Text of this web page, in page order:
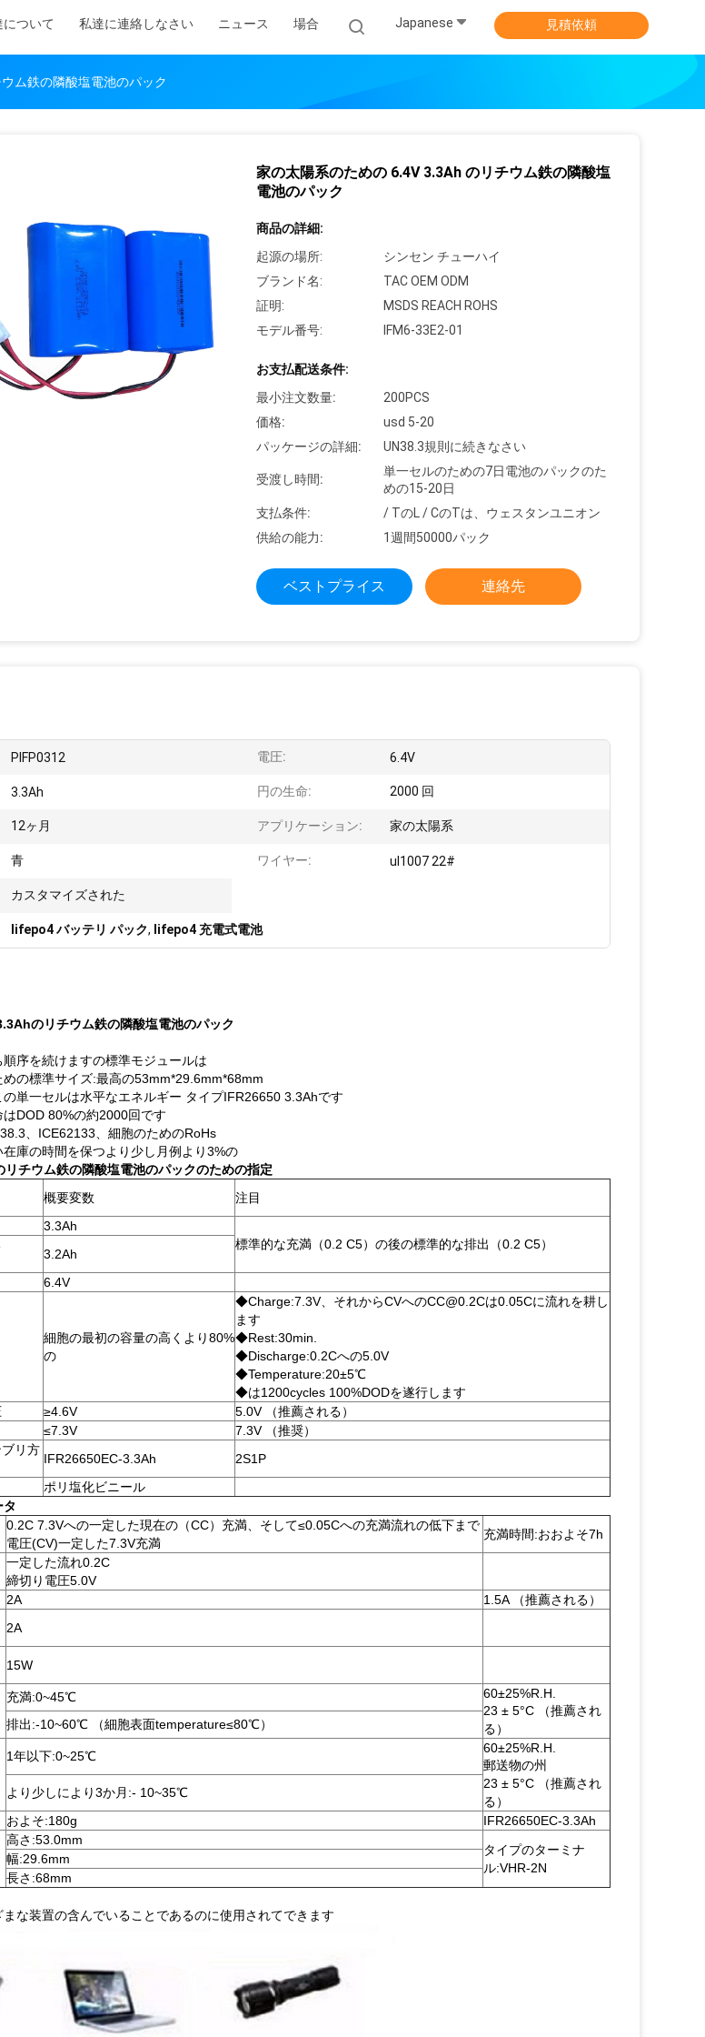
について 私達に連絡しなさい ニュース 場合 Japanese 見積依頼
ム鉄の隣酸塩電池のパック
家の太陽系のための 6.4V 3.3Ah のリチウム鉄の隣酸塩
電池のパック
商品の詳細:
起源の場所:
シンセン チューハイ
ブランド名:
TAC OEM ODM
証明:
MSDS REACH ROHS
モデル番号:
IFM6-33E2-01
お支払配送条件:
最小注文数量:
200PCS
価格:
usd 5-20
パッケージの詳細:
UN38.3規則に続きなさい
受渡し時間:
単一セルのための7日電池のパックのた
めの15-20日
支払条件:
/ TのL / CのTは、ウェスタンユニオン
供給の能力:
1週間50000パック
ベストプライス 連絡先
PIFP0312 電圧: 6.4V
3.3Ah 円の生命: 2000 回
12ヶ月 アプリケーション: 家の太陽系
青 ワイヤー: ul1007 22#
カスタマイズされた
lifepo4 バッテリ パック, lifepo4 充電式電池
のリチウム鉄の隣酸塩電池のパック
序を続けますの標準モジュールは
めの標準サイズ:最高の53mm*29.6mm*68mm
単一セルは水平なエネルギー タイプIFR26650 3.3Ahです
DOD 80%の約2000回です
、ICE62133、細胞のためのRoHs
庫の時間を保つより少し月例より3%の
チウム鉄の隣酸塩電池のパックのための指定
概要変数
注目
3.3Ah
標準的な充満（0.2 C5）の後の標準的な排出（0.2 C5）
3.2Ah
6.4V
細胞の最初の容量の高くより80%
の
◆Charge:7.3V、それからCVへのCC@0.2Cは0.05Cに流れを耕し
ます
◆Rest:30min.
◆Discharge:0.2Cへの5.0V
◆Temperature:20±5℃
◆は1200cycles 100%DODを遂行します
≥4.6V
5.0V （推薦される）
≤7.3V
7.3V （推奨）
リ方
IFR26650EC-3.3Ah
2S1P
ポリ塩化ビニール
0.2C 7.3Vへの一定した現在の（CC）充満、そして≤0.05Cへの充満流れの低下まで
電圧(CV)一定した7.3V充満
充満時間:おおよそ7h
一定した流れ0.2C
締切り電圧5.0V
2A
1.5A （推薦される）
2A
15W
充満:0~45℃
60±25%R.H.
23 ± 5°C （推薦され
る）
排出:-10~60℃ （細胞表面temperature≤80℃）
1年以下:0~25℃
60±25%R.H.
郵送物の州
23 ± 5°C （推薦され
る）
より少しにより3か月:- 10~35℃
およそ:180g IFR26650EC-3.3Ah
高さ:53.0mm
タイプのターミナ
ル:VHR-2N
幅:29.6mm
長さ:68mm
な装置の含んでいることであるのに使用されてできます